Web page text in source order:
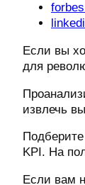
Если вы
для
извлечь
KPI. На
Если вам